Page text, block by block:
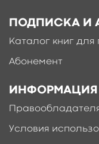
ПОДПИСКА И
Каталог книг для
Абонемент
ИНФОРМАЦИЯ
Условия